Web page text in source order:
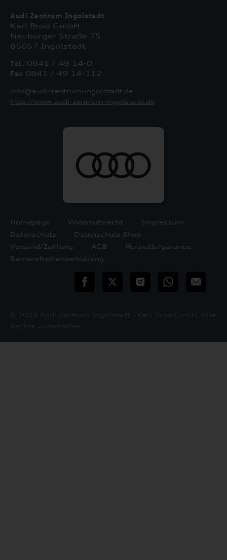
Audi Zentrum Ingolstadt
Karl Brod GmbH
Neuburger Straße 75
85057 Ingolstadt
Tel. 0841 / 49 14-0
Fax 0841 / 49 14-112
info@audi-zentrum-ingolstadt.de
http://www.audi-zentrum-ingolstadt.de
Homepage Widerrufsrecht
Impressum
Datenschutz
Datenschutz Shop
Versand/Zahlung
AGB
Herstellergarantie
Barrierefreiheitserklärung
teilen Twitter InstagramWhatsApp
E-